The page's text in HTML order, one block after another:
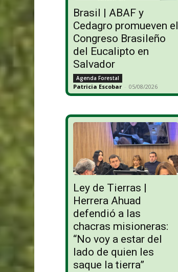
Brasil | ABAF y
Cedagro promueven el
Congreso Brasileño
del Eucalipto en
Salvador
Agenda Forestal
Patricia Escobar - 05/08/2026
Ley de Tierras |
Herrera Ahuad
defendió a las
chacras misioneras:
“No voy a estar del
lado de quien les
saque la tierra”